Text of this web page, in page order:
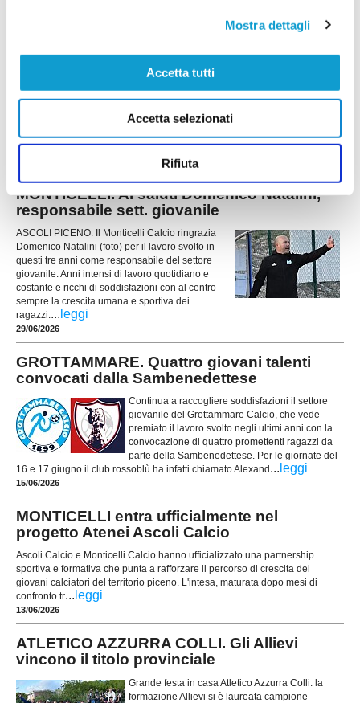
Mostra dettagli
Accetta tutti
Accetta selezionati
Rifiuta
MONTICELLI. Tonino Celani lascia la
che, a partire dalla prossima stagione, non
ricoprirà più il ruolo di Presidente del Settore
la propria collaborazione con la società. Una
decisione assunta con serenità ed emozione, al
termine di tre anni...leggi
MONTICELLI. Ai saluti Domenico Natalini,
responsabile sett. giovanile
ASCOLI PICENO. Il Monticelli Calcio ringrazia
Domenico Natalini (foto) per il lavoro svolto in
questi tre anni come responsabile del settore
giovanile. Anni intensi di lavoro quotidiano e
costante e ricchi di soddisfazioni con al centro
sempre la crescita umana e sportiva dei
ragazzi.... leggi
29/06/2026
GROTTAMMARE. Quattro giovani talenti
convocati dalla Sambenedettese
Continua a raccogliere soddisfazioni il settore
giovanile del Grottammare Calcio, che vede
premiato il lavoro svolto negli ultimi anni con la
convocazione di quattro promettenti ragazzi da
parte della Sambenedettese. Per le giornate del
16 e 17 giugno il club rossoblù ha infatti chiamato Alexand ... leggi
15/06/2026
MONTICELLI entra ufficialmente nel
progetto Atenei Ascoli Calcio
Ascoli Calcio e Monticelli Calcio hanno ufficializzato una partnership
sportiva e formativa che punta a rafforzare il percorso di crescita dei
giovani calciatori del territorio piceno. L'intesa, maturata dopo mesi di
confronto tr... leggi
13/06/2026
ATLETICO AZZURRA COLLI. Gli Allievi
vincono il titolo provinciale
Grande festa in casa Atletico Azzurra Colli: la
formazione Allievi si è laureata campione